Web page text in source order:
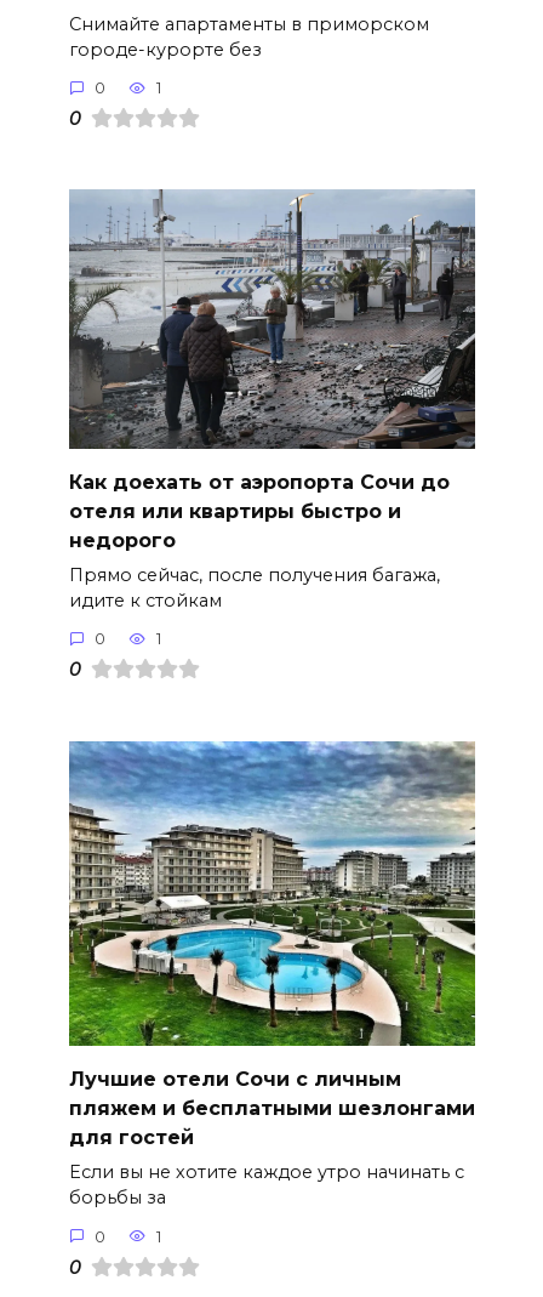
Снимайте апартаменты в приморском
городе-курорте без
0 1
0
Как доехать от аэропорта Сочи до
отеля или квартиры быстро и
недорого
Прямо сейчас, после получения багажа,
идите к стойкам
0 1
0
Лучшие отели Сочи с личным
пляжем и бесплатными шезлонгами
для гостей
Если вы не хотите каждое утро начинать с
борьбы за
0 1
0